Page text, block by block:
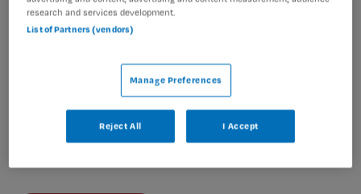
Amersfoortsestraatweg 180, 1272 RR Huizen
SOCIALS
research and services development.
List of Partners (vendors)
Manage Preferences
Reject All I Accept